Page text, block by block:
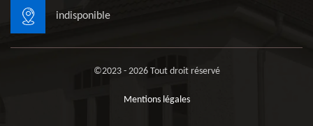
indisponible
©2023 - 2026 Tout droit réservé
Mentions légales